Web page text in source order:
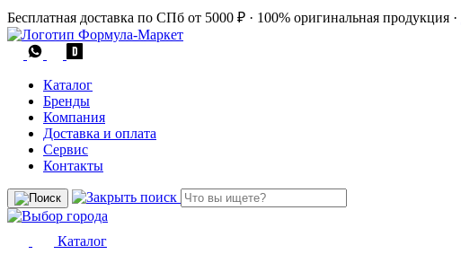
Бесплатная доставка по СПб от 5000 ₽ · 100% оригинальная продукция ·
Каталог
Бренды
Компания
Доставка и оплата
Сервис
Контакты
Каталог